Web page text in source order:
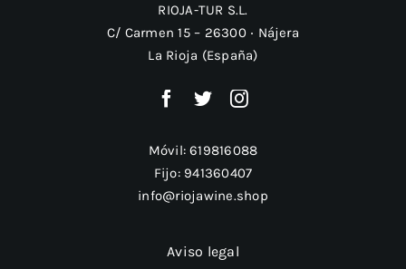
RIOJA-TUR S.L.
C/ Carmen 15 – 26300 ‧ Nájera
La Rioja (España)
Móvil:619816088
Fijo: 941360407
info@riojawine.shop
Aviso legal